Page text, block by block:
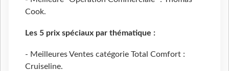
Cook.
Les 5 prix spéciaux par thématique :
- Meilleures Ventes catégorie Total Comfort :
Cruiseline.